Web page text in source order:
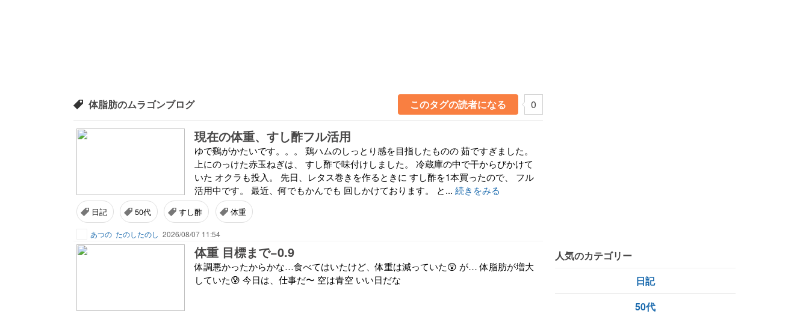
体脂肪のムラゴンブログ このタグの読者になる 0
現在の体重、すし酢フル活用
ゆで鷄がかたいです。。。 鶏ハムのしっとり感を目指したものの 茹ですぎました。
上にのっけた赤玉ねぎは、 すし酢で味付けしました。 冷蔵庫の中で干からびかけて
いた オクラも投入。 先日、レタス巻きを作るときに すし酢を1本買ったので、 フル
活用中です。 最近、何でもかんでも 回しかけております。 と... 続きをみる
日記 50代 すし酢 体重
あつの たのしたのし 2026/08/07 11:54
体重 目標まで−0.9
体調悪かったからかな…食べてはいたけど、体重は減っていた😲 が… 体脂肪が増大
していた😰 今日は、仕事だ〜 空は青空 いい日だな
人気のカテゴリー
日記
50代